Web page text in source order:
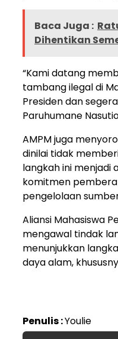
Baca Juga :
Dihentikan
“Kami datang
tambang ilegal di
Presiden dan
Paruhumane
AMPM juga
dinilai tidak
langkah ini
komitmen
pengelolaan
Aliansi Mahasiswa
mengawal tindak
menunjukkan
daya alam,
Penulis :Youlie